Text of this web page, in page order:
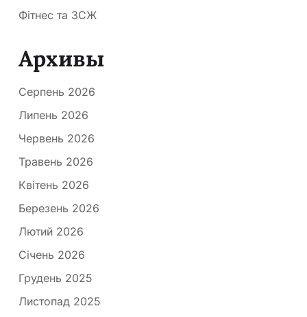
Фітнес та ЗСЖ
Архивы
Серпень 2026
Липень 2026
Червень 2026
Травень 2026
Квітень 2026
Березень 2026
Лютий 2026
Січень 2026
Грудень 2025
Листопад 2025